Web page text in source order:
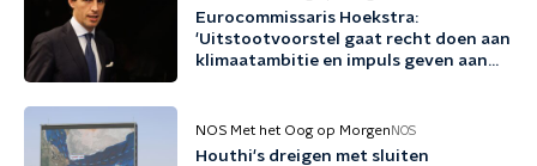
Eurocommissaris Hoekstra:
'Uitstootvoorstel gaat recht doen aan
klimaatambitie en impuls geven aan
NOS Met het Oog op Morgen NOS
Houthi's dreigen met sluiten